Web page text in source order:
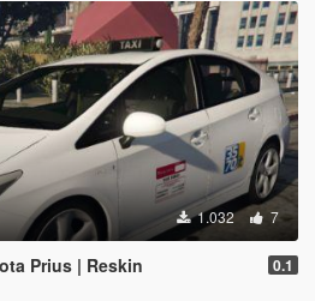
1.032 7
Prius | Reskin 0.1